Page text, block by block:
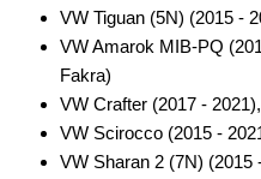
für Chrysler
für Citroen
für DAF
für Dodge
VW Tiguan (5N) (2015 -
VW Amarok MIB-PQ
Fakra)
VW Crafter (2017 -
VW Scirocco (2015 -
VW Sharan 2 (7N) (2015